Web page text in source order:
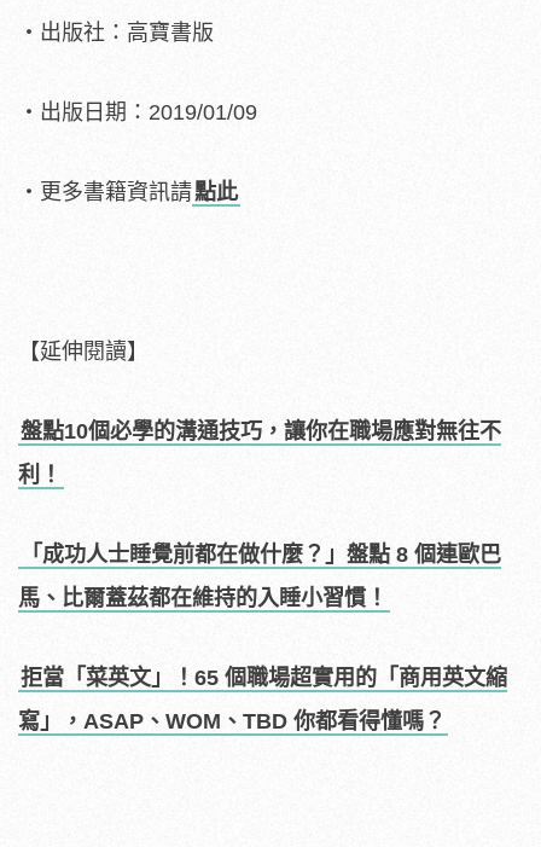
・出版社：高寶書版
・出版日期：2019/01/09
・更多書籍資訊請點此
【延伸閱讀】
盤點10個必學的溝通技巧，讓你在職場應對無往不
利！
「成功人士睡覺前都在做什麼？」盤點 8 個連歐巴
馬、比爾蓋茲都在維持的入睡小習慣！
拒當「菜英文」！65 個職場超實用的「商用英文縮
寫」，ASAP、WOM、TBD 你都看得懂嗎？